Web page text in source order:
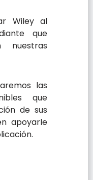
Wiley al
que
nuestras
las
que
de sus
apoyarle